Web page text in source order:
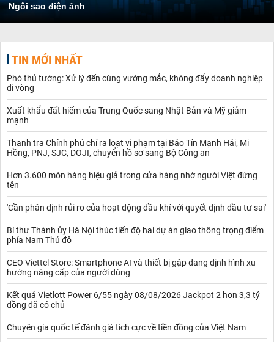
Ngôi sao điện ảnh
TIN MỚI NHẤT
Phó thủ tướng: Xử lý đến cùng vướng mắc, không đẩy doanh nghiệp
đi vòng
Xuất khẩu đất hiếm của Trung Quốc sang Nhật Bản và Mỹ giảm
mạnh
Thanh tra Chính phủ chỉ ra loạt vi phạm tại Bảo Tín Mạnh Hải, Mi
Hồng, PNJ, SJC, DOJI, chuyển hồ sơ sang Bộ Công an
Hơn 3.600 món hàng hiệu giả trong cửa hàng nhờ người Việt đứng
tên
'Cần phân định rủi ro của hoạt động dầu khí với quyết định đầu tư sai'
Bí thư Thành ủy Hà Nội thúc tiến độ hai dự án giao thông trọng điểm
phía Nam Thủ đô
CEO Viettel Store: Smartphone AI và thiết bị gập đang định hình xu
hướng nâng cấp của người dùng
Kết quả Vietlott Power 6/55 ngày 08/08/2026 Jackpot 2 hơn 3,3 tỷ
đồng đã có chủ
Chuyên gia quốc tế đánh giá tích cực về tiền đồng của Việt Nam